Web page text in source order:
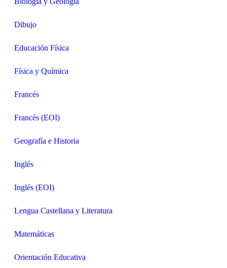
Dibujo
Educación Física
Física y Química
Francés
Francés (EOI)
Geografía e Historia
Inglés
Inglés (EOI)
Lengua Castellana y Literatura
Matemáticas
Orientación Educativa